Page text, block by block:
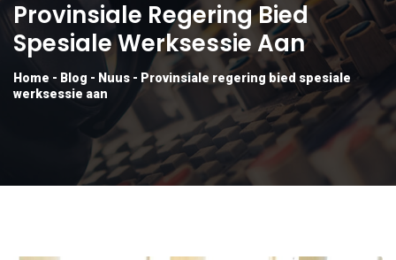
Provinsiale Regering Bied
Spesiale Werksessie Aan
Home - Blog - Nuus - Provinsiale regering bied spesiale
werksessie aan